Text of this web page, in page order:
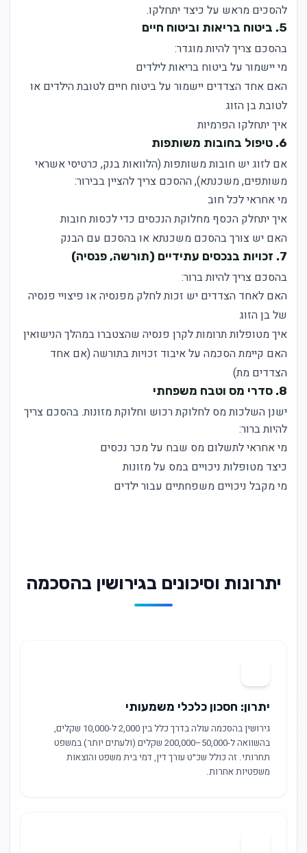
להסכים מראש על כיצד יתחלקו.
5. ביטוח בריאות וביטוח חיים
בהסכם צריך להיות מוגדר:
מי יישמור על ביטוח בריאות לילדים
האם אחד הצדדים יישמור על ביטוח חיים לטובת הילדים או
לטובת בן הזוג
איך יתחלקו הפרמיות
6. טיפול בחובות משותפות
אם לזוג יש חובות משותפות (הלוואות בנק, כרטיסי אשראי
משותפים, משכנתא), ההסכם צריך להציין בבירור:
מי אחראי לכל חוב
איך יתחלק הכסף מחלוקת הנכסים כדי לכסות חובות
האם יש צורך בהסכם משכנתא או בהסכם עם הבנק
7. זכויות בנכסים עתידיים (תורשה, פנסיה)
בהסכם צריך להיות ברור:
האם לאחד הצדדים יש זכות לחלק מפנסיה או פיצויי פנסיה
של בן הזוג
איך מטופלות תרומות לקרן פנסיה שהצטברו במהלך הנישואין
האם קיימת הסכמה על איבוד זכויות בתורשה (אם אחד
הצדדים מת)
8. סדרי מס וטבח משפחתי
ישנן השלכות מס לחלוקת רכוש וחלוקת מזונות. בהסכם צריך
להיות ברור:
מי אחראי לתשלום מס שבח על מכר נכסים
כיצד מטופלות ניכויים במס על מזונות
מי מקבל ניכויים משפחתיים עבור ילדים
יתרונות וסיכונים בגירושין בהסכמה
יתרון: חסכון כלכלי משמעותי
גירושין בהסכמה עולה בדרך כלל בין 2,000 ל-10,000 שקלים,
בהשוואה ל-50,000–200,000 שקלים (ולעתים יותר) במשפט
תחרותי. זה כולל שכ״ט עורך דין, דמי בית משפט והוצאות
משפטיות אחרות.